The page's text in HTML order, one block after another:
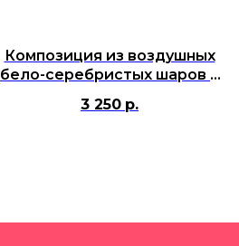
Композиция из воздушных
бело-серебристых шаров с
3 250 р.